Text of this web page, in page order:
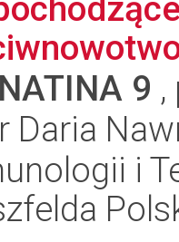
9
Daria
i